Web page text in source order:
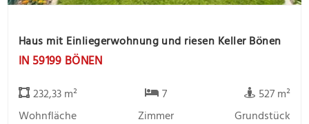
Haus mit Einliegerwohnung und riesen Keller Bönen
IN 59199 BÖNEN
232,33 m²
Wohnfläche
7
Zimmer
527 m²
Grundstück